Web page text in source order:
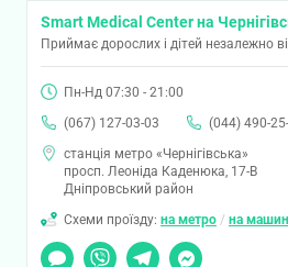
Smart Medical Center на
Приймає дорослих і дітей незалежно
Пн-Нд 07:30 - 21:00
(067) 127-03-03
(044) 490-
станція метро «Чернігівська»
просп. Леоніда Каденюка, 17-В
Дніпровський район
Схеми проїзду: на метро / на
Чат
Viber TelegramMessenger